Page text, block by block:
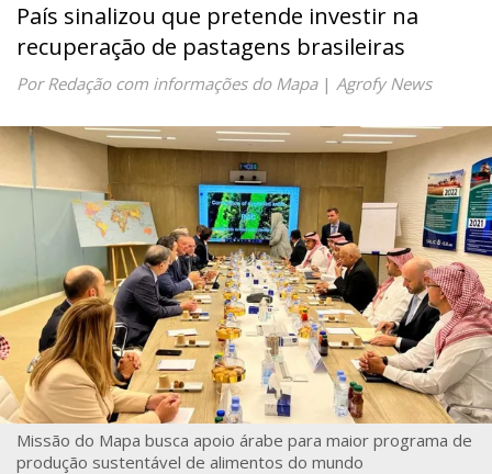
País sinalizou que pretende investir na
recuperação de pastagens brasileiras
Por Redação com informações do Mapa| Agrofy News
Missão do Mapa busca apoio árabe para maior programa de
produção sustentável de alimentos do mundo